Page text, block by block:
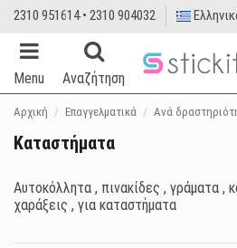
2310 951614 • 2310 904032
Menu Αναζήτηση
Αρχική Επαγγελματικά Ανά
Καταστήματα
Αυτοκόλλητα , πινακίδες , γράματα ,
χαράξεις , για καταστήματα